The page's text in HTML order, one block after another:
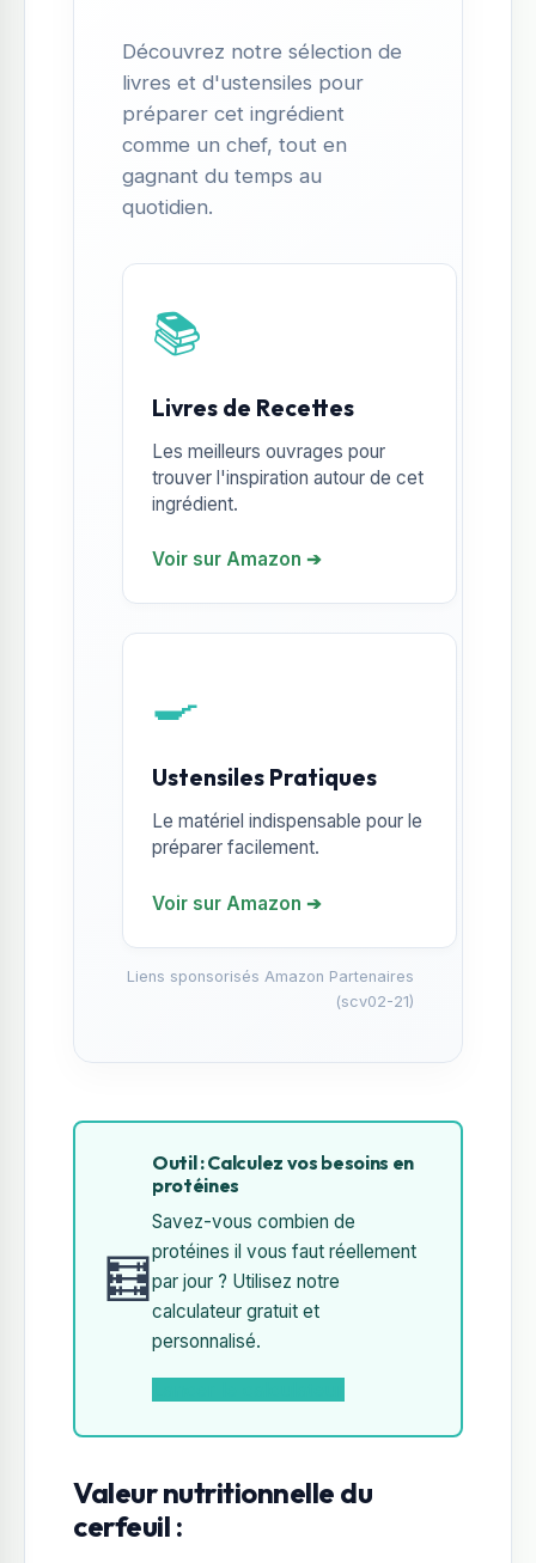
Découvrez notre sélection de
livres et d'ustensiles pour
préparer cet ingrédient
comme un chef, tout en
gagnant du temps au
quotidien.
📚
Livres de Recettes
Les meilleurs ouvrages pour
trouver l'inspiration autour de cet
ingrédient.
Voir sur Amazon ➔
🍳
Ustensiles Pratiques
Le matériel indispensable pour le
préparer facilement.
Voir sur Amazon ➔
Liens sponsorisés Amazon Partenaires
(scv02-21)
🧮
Outil : Calculez vos besoins en
protéines
Savez-vous combien de
protéines il vous faut réellement
par jour ? Utilisez notre
calculateur gratuit et
personnalisé.
Valeur nutritionnelle du
cerfeuil :